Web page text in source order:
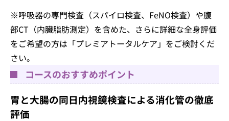
※呼吸器の専門検査（スパイロ検査、FeNO検査）や腹
部CT（内臓脂肪測定）を含めた、さらに詳細な全身評価
をご希望の方は「プレミアトータルケア」をご検討くだ
さい。
コースのおすすめポイント
胃と大腸の同日内視鏡検査による消化管の徹底
評価